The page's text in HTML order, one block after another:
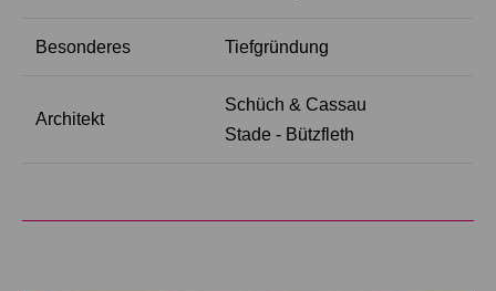
Besonderes Tiefgründung
Architekt
Schüch & Cassau
Stade - Bützfleth